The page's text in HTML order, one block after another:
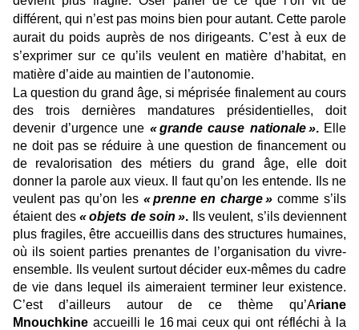
différent, qui n’est pas moins bien pour autant. Cette parole
aurait du poids auprès de nos dirigeants. C’est à eux de
s’exprimer sur ce qu’ils veulent en matière d’habitat, en
matière d’aide au maintien de l’autonomie.
La question du grand âge, si méprisée finalement au cours
des trois dernières mandatures présidentielles, doit
devenir d’urgence une « grande cause nationale ».Elle
ne doit pas se réduire à une question de financement ou
de revalorisation des métiers du grand âge, elle doit
donner la parole aux vieux. Il faut qu’on les entende. Ils ne
veulent pas qu’on les « prenne en charge » comme s’ils
étaient des « objets de soin ». Ils veulent, s’ils deviennent
plus fragiles, être accueillis dans des structures humaines,
où ils soient parties prenantes de l’organisation du vivre-
ensemble. Ils veulent surtout décider eux-mêmes du cadre
de vie dans lequel ils aimeraient terminer leur existence.
C’est d’ailleurs autour de ce thème qu’Ariane
Mnouchkine accueilli le 16 mai ceux qui ont réfléchi à la